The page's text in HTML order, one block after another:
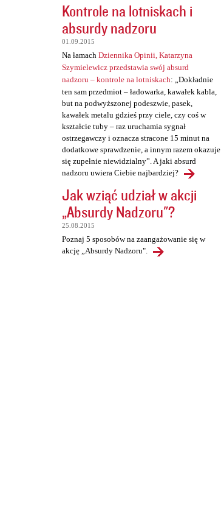
Kontrole na lotniskach i
absurdy nadzoru
01.09.2015
Na łamach Dziennika Opinii, Katarzyna
Szymielewicz przedstawia swój absurd
nadzoru – kontrole na lotniskach: „Dokładnie
ten sam przedmiot – ładowarka, kawałek kabla,
but na podwyższonej podeszwie, pasek,
kawałek metalu gdzieś przy ciele, czy coś w
kształcie tuby – raz uruchamia sygnał
ostrzegawczy i oznacza stracone 15 minut na
dodatkowe sprawdzenie, a innym razem okazuje
się zupełnie niewidzialny”. A jaki absurd
nadzoru uwiera Ciebie najbardziej?
Jak wziąć udział w akcji
„Absurdy Nadzoru"?
25.08.2015
Poznaj 5 sposobów na zaangażowanie się w
akcję „Absurdy Nadzoru".